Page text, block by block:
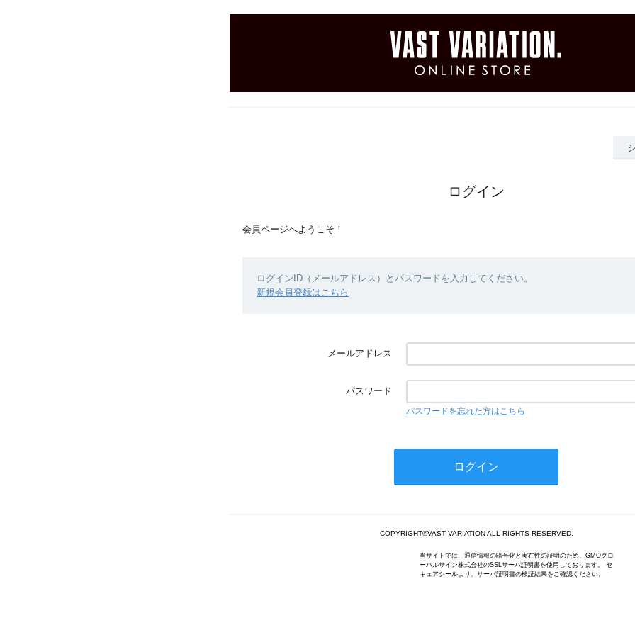
ログイン
会員ページへようこそ！
ログインID（メールアドレス）とパスワードを入力してください。
新規会員登録はこちら
メールアドレス
パスワード
パスワードを忘れた方はこちら
COPYRIGHT©VAST VARIATION ALL RIGHTS RESERVED.
当サイトでは、通信情報の暗号化と実在性の証明のため、GMOグロ
ーバルサイン株式会社のSSLサーバ証明書を使用しております。 セ
キュアシールより、サーバ証明書の検証結果をご確認ください。